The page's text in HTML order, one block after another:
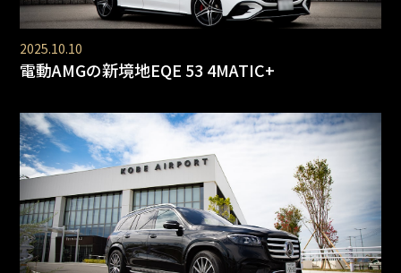
2025.10.10
電動AMGの新境地EQE 53 4MATIC+